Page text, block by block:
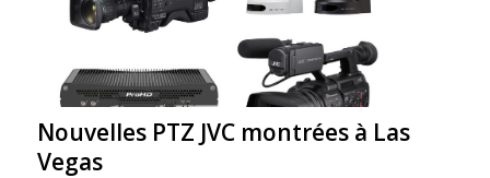
Nouvelles PTZ JVC montrées à Las
Vegas